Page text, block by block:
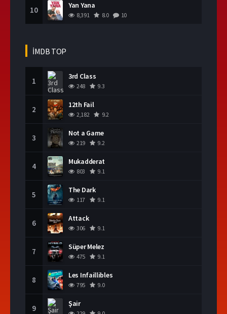
10 Yan Yana
8,391 8.0 10
İMDB TOP
1 3rd Class
248 9.3
2 12th Fail
2,182 9.2
3 Not a Game
219 9.2
4 Mukadderat
803 9.1
5 The Dark
117 9.1
6 Attack
306 9.1
7 Süper Melez
475 9.1
8 Les Infaillibles
795 9.0
9 Şair